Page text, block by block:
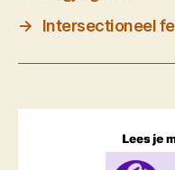
→
Intersectioneel